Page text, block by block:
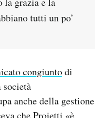
tutti un po’
congiuntodi
anche della gestione